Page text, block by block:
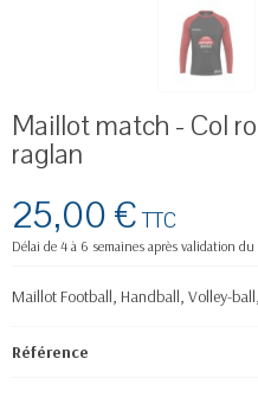
Maillot match - Col
raglan
25,00 € TTC
Délai de 4 à 6 semaines après validation
Maillot Football, Handball, Volley-
Référence